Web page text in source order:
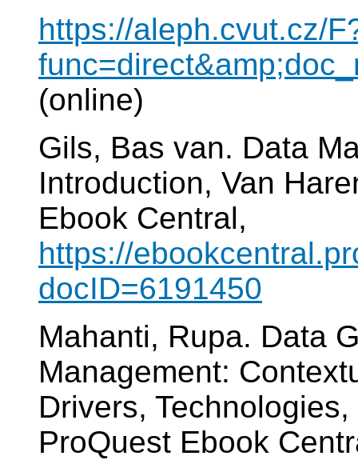
https://aleph.cvut.cz/
(online)
Gils, Bas van. Data
Introduction, Van
Ebook Central,
https://
docID=6191450
Mahanti, Rupa. Data
Management:
Drivers,
ProQuest Ebook